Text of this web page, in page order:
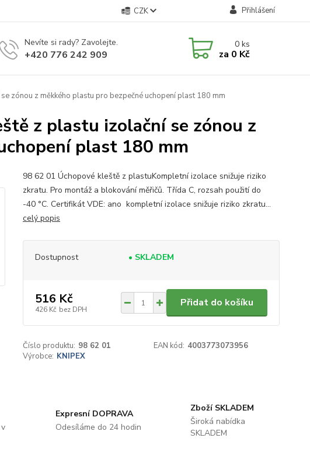
CZK Přihlášení
Nevíte si rady? Zavolejte.
+420 776 242 909
0ks
za 0 Kč
zónou z měkkého plastu pro bezpečné uchopení plast 180 mm
z plastu izolační se zónou z
plast 180 mm
98 62 01 Úchopové kleště z plastuKompletní izolace snižuje riziko
zkratu. Pro montáž a blokování měřičů. Třída C, rozsah použití do
-40 °C. Certifikát VDE: ano kompletní izolace snižuje riziko zkratu...
celý popis
Dostupnost • SKLADEM
516 Kč
426 Kč bez DPH
Přidat do košíku
Číslo produktu: 98 62 01 EAN kód: 4003773073956
Výrobce: KNIPEX
Expresní DOPRAVA
Odesíláme do 24 hodin
Zboží SKLADEM
Široká nabídka
SKLADEM